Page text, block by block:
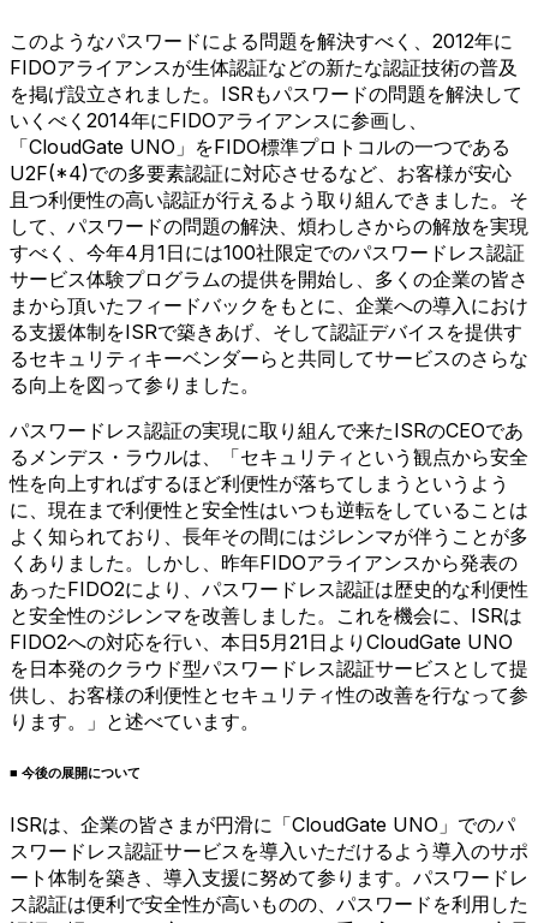
このようなパスワードによる問題を解決すべく、2012年に
FIDOアライアンスが生体認証などの新たな認証技術の普及
を掲げ設立されました。ISRもパスワードの問題を解決して
いくべく2014年にFIDOアライアンスに参画し、
「CloudGate UNO」をFIDO標準プロトコルの一つである
U2F(*4)での多要素認証に対応させるなど、お客様が安心
且つ利便性の高い認証が行えるよう取り組んできました。そ
して、パスワードの問題の解決、煩わしさからの解放を実現
すべく、今年4月1日には100社限定でのパスワードレス認証
サービス体験プログラムの提供を開始し、多くの企業の皆さ
まから頂いたフィードバックをもとに、企業への導入におけ
る支援体制をISRで築きあげ、そして認証デバイスを提供す
るセキュリティキーベンダーらと共同してサービスのさらな
る向上を図って参りました。
パスワードレス認証の実現に取り組んで来たISRのCEOであ
るメンデス・ラウルは、「セキュリティという観点から安全
性を向上すればするほど利便性が落ちてしまうというよう
に、現在まで利便性と安全性はいつも逆転をしていることは
よく知られており、長年その間にはジレンマが伴うことが多
くありました。しかし、昨年FIDOアライアンスから発表の
あったFIDO2により、パスワードレス認証は歴史的な利便性
と安全性のジレンマを改善しました。これを機会に、ISRは
FIDO2への対応を行い、本日5月21日よりCloudGate UNO
を日本発のクラウド型パスワードレス認証サービスとして提
供し、お客様の利便性とセキュリティ性の改善を行なって参
ります。」と述べています。
■ 今後の展開について
ISRは、企業の皆さまが円滑に「CloudGate UNO」でのパ
スワードレス認証サービスを導入いただけるよう導入のサポ
ート体制を築き、導入支援に努めて参ります。パスワードレ
ス認証は便利で安全性が高いものの、パスワードを利用した